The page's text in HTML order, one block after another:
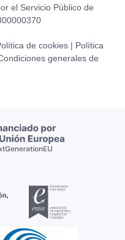
el Servicio Público de
de cookies | Política
generales de